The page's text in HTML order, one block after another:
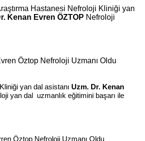
Hastanesi Nefroloji Kliniği yan
r. Kenan Evren ÖZTOP Nefroloji
yan dal asistanı Uzm. Dr. Kenan
yan dal uzmanlık eğitimini başarı ile